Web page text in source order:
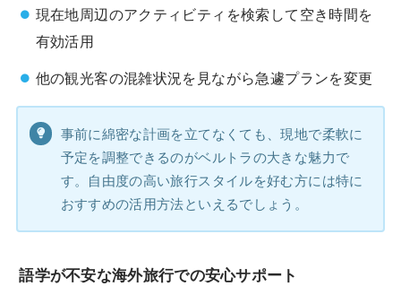
現在地周辺のアクティビティを検索して空き時間を
有効活用
他の観光客の混雑状況を見ながら急遽プランを変更
事前に綿密な計画を立てなくても、現地で柔軟に
予定を調整できるのがベルトラの大きな魅力で
す。自由度の高い旅行スタイルを好む方には特に
おすすめの活用方法といえるでしょう。
語学が不安な海外旅行での安心サポート